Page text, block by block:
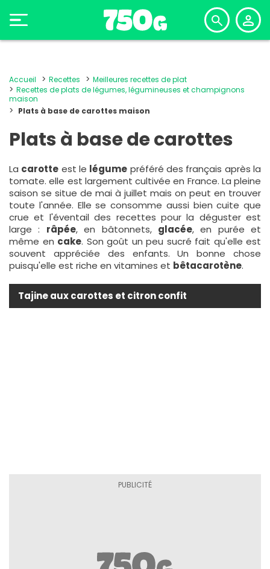
Accueil Recettes
Meilleures recettes de plat
Recettes de plats de légumes, légumineuses et champignons
maison
Plats à base de carottes maison
Plats à base de carottes
La carotte est le légume préféré des français après la
tomate. elle est largement cultivée en France. La pleine
saison se situe de mai à juillet mais on peut en trouver
toute l'année. Elle se consomme aussi bien cuite que
crue et l'éventail des recettes pour la déguster est
large : râpée, en bâtonnets, glacée, en purée et
même en cake. Son goût un peu sucré fait qu'elle est
souvent appréciée des enfants. Un bonne chose
puisqu'elle est riche en vitamines et bêtacarotène.
Tajine aux carottes et citron confit